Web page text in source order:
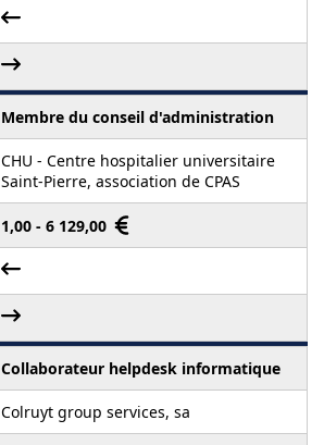
Membre du conseil d'administration
CHU - Centre hospitalier universitaire
Saint-Pierre, association de CPAS
1,00 - 6 129,00
Collaborateur helpdesk informatique
Colruyt group services, sa